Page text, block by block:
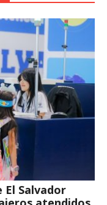
Salvador